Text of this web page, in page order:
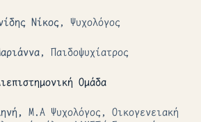
Νίκος, Ψυχολόγος
, Παιδοψυχίατρος
Ομάδα
M.Α Ψυχολόγος, Οικογενειακή